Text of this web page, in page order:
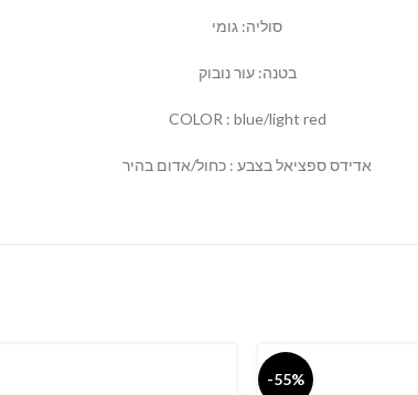
סוליה: גומי
בטנה: עור נובוק
COLOR : blue/light red
אדידס ספציאל בצבע : כחול/אדום בהיר
-55%